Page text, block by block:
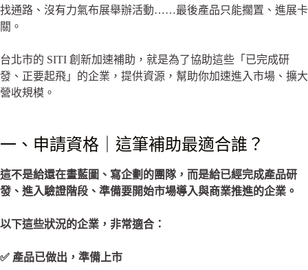
找通路、沒有力氣布展舉辦活動……最後產品只能擱置、進展卡
關。
台北市的 SITI 創新加速補助，就是為了協助這些「已完成研
發、正要起飛」的企業，提供資源，幫助你加速進入市場、擴大
營收規模。
一、申請資格｜這筆補助最適合誰？
這不是給還在畫藍圖、寫企劃的團隊，而是給已經完成產品研
發、進入驗證階段、準備要開始市場導入與商業推進的企業。
以下這些狀況的企業，非常適合：
✅ 產品已做出，準備上市